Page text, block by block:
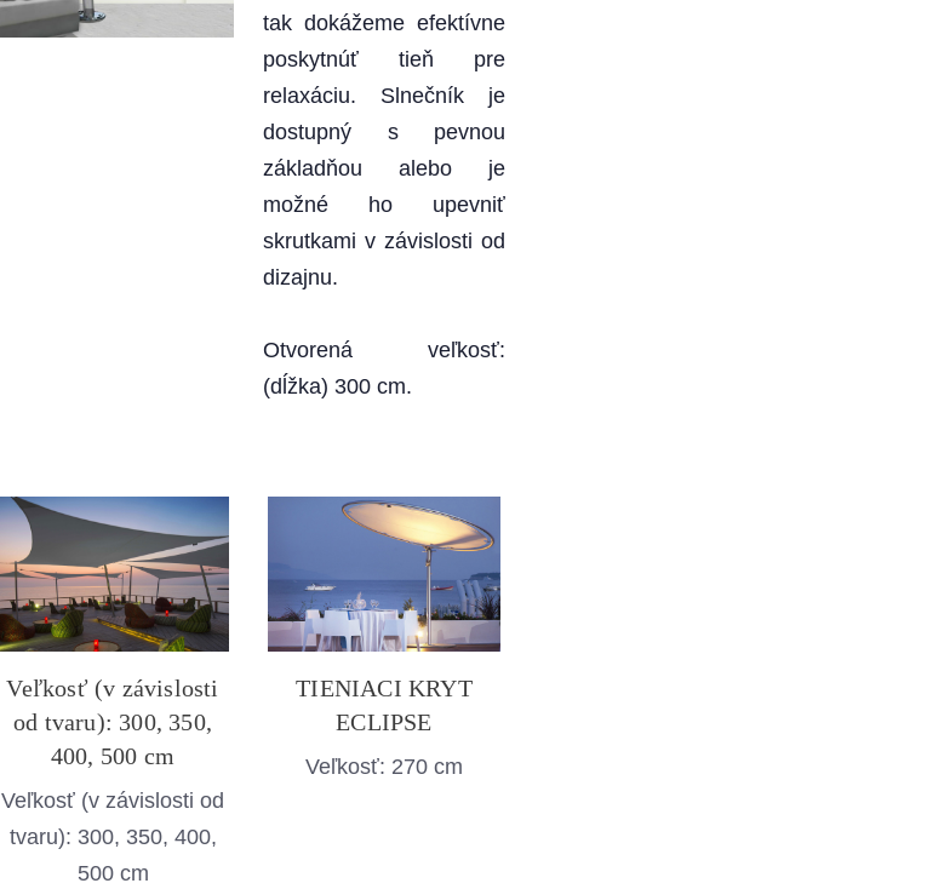
tak dokážeme efektívne
poskytnúť tieň pre
relaxáciu. Slnečník je
dostupný s pevnou
základňou alebo je
možné ho upevniť
skrutkami v závislosti od
dizajnu.
Otvorená veľkosť:
(dĺžka) 300 cm.
Veľkosť (v závislosti
od tvaru): 300, 350,
400, 500 cm
Veľkosť (v závislosti od
tvaru): 300, 350, 400,
500 cm
TIENIACI KRYT
ECLIPSE
Veľkosť: 270 cm